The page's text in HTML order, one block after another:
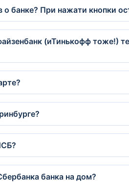
о банке? При нажати кнопки
(иТинькофф тоже!)
банка на дом?